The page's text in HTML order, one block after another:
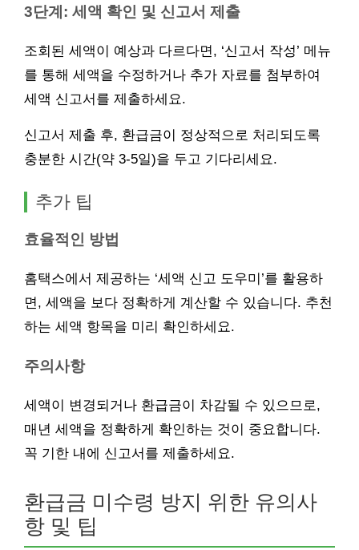
3단계: 세액 확인 및 신고서 제출
조회된 세액이 예상과 다르다면, ‘신고서 작성’ 메뉴
를 통해 세액을 수정하거나 추가 자료를 첨부하여
세액 신고서를 제출하세요.
신고서 제출 후, 환급금이 정상적으로 처리되도록
충분한 시간(약 3-5일)을 두고 기다리세요.
추가 팁
효율적인 방법
홈택스에서 제공하는 ‘세액 신고 도우미’를 활용하
면, 세액을 보다 정확하게 계산할 수 있습니다. 추천
하는 세액 항목을 미리 확인하세요.
주의사항
세액이 변경되거나 환급금이 차감될 수 있으므로,
매년 세액을 정확하게 확인하는 것이 중요합니다.
꼭 기한 내에 신고서를 제출하세요.
환급금 미수령 방지 위한 유의사
항 및 팁